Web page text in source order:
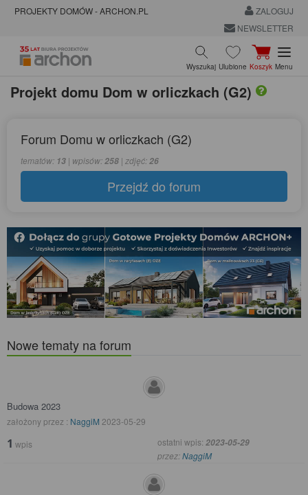
PROJEKTY DOMÓW - ARCHON.PL
ZALOGUJ
NEWSLETTER
Wyszukaj Ulubione Koszyk Menu
Projekt domu Dom w orliczkach (G2)
Forum Domu w orliczkach (G2)
tematów: 13 | wpisów:258 | zdjęć:26
Przejdź do forum
Nowe tematy na forum
Budowa 2023
założony przez : NaggiM 2023-05-29
1 wpis ostatni wpis: 2023-05-29
przez:NaggiM